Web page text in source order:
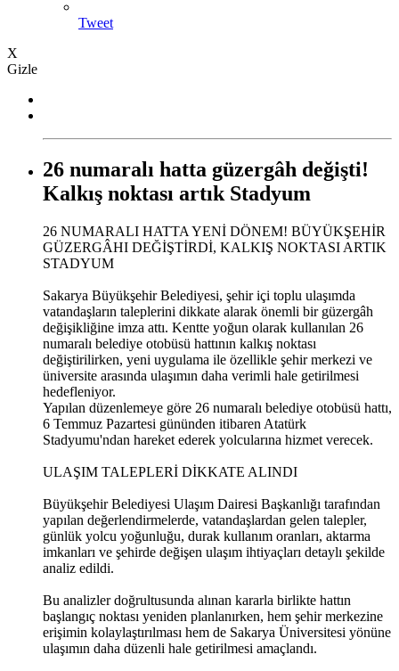
Tweet
X
Gizle
26 numaralı hatta güzergâh değişti!
Kalkış noktası artık Stadyum
26 NUMARALI HATTA YENİ DÖNEM! BÜYÜKŞEHİR
GÜZERGÂHI DEĞİŞTİRDİ, KALKIŞ NOKTASI ARTIK
STADYUM
Sakarya Büyükşehir Belediyesi, şehir içi toplu ulaşımda
vatandaşların taleplerini dikkate alarak önemli bir güzergâh
değişikliğine imza attı. Kentte yoğun olarak kullanılan 26
numaralı belediye otobüsü hattının kalkış noktası
değiştirilirken, yeni uygulama ile özellikle şehir merkezi ve
üniversite arasında ulaşımın daha verimli hale getirilmesi
hedefleniyor.
Yapılan düzenlemeye göre 26 numaralı belediye otobüsü hattı,
6 Temmuz Pazartesi gününden itibaren Atatürk
Stadyumu'ndan hareket ederek yolcularına hizmet verecek.
ULAŞIM TALEPLERİ DİKKATE ALINDI
Büyükşehir Belediyesi Ulaşım Dairesi Başkanlığı tarafından
yapılan değerlendirmelerde, vatandaşlardan gelen talepler,
günlük yolcu yoğunluğu, durak kullanım oranları, aktarma
imkanları ve şehirde değişen ulaşım ihtiyaçları detaylı şekilde
analiz edildi.
Bu analizler doğrultusunda alınan kararla birlikte hattın
başlangıç noktası yeniden planlanırken, hem şehir merkezine
erişimin kolaylaştırılması hem de Sakarya Üniversitesi yönüne
ulaşımın daha düzenli hale getirilmesi amaçlandı.